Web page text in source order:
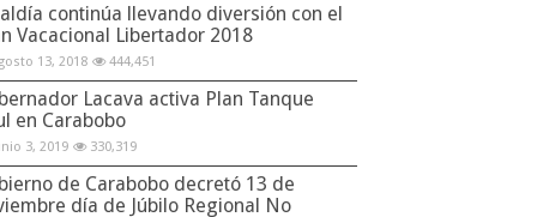
continúa llevando diversión con el
Vacacional Libertador 2018
13, 2018 444,451
Lacava activa Plan Tanque
en Carabobo
3, 2019 330,319
de Carabobo decretó 13 de
día de Júbilo Regional No